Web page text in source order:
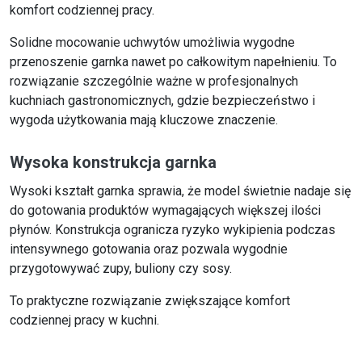
komfort codziennej pracy.
Solidne mocowanie uchwytów umożliwia wygodne
przenoszenie garnka nawet po całkowitym napełnieniu. To
rozwiązanie szczególnie ważne w profesjonalnych
kuchniach gastronomicznych, gdzie bezpieczeństwo i
wygoda użytkowania mają kluczowe znaczenie.
Wysoka konstrukcja garnka
Wysoki kształt garnka sprawia, że model świetnie nadaje się
do gotowania produktów wymagających większej ilości
płynów. Konstrukcja ogranicza ryzyko wykipienia podczas
intensywnego gotowania oraz pozwala wygodnie
przygotowywać zupy, buliony czy sosy.
To praktyczne rozwiązanie zwiększające komfort
codziennej pracy w kuchni.